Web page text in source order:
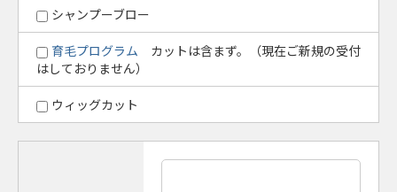
シャンプーブロー
育毛プログラム カットは含まず。（現在ご新規の受付
はしておりません）
ウィッグカット